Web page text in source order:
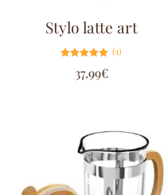
Stylo latte art
5.00
sur 5
(1)
37.99€